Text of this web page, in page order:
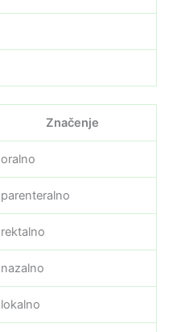
Značenje
oralno
parenteralno
rektalno
nazalno
lokalno